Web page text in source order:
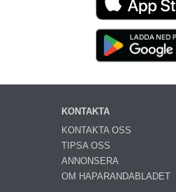
KONTAKTA
KONTAKTA OSS
TIPSA OSS
ANNONSERA
OM HAPARANDABLADET